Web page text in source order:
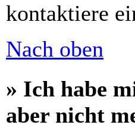
kontaktiere
Nach oben
» Ich habe
aber nicht